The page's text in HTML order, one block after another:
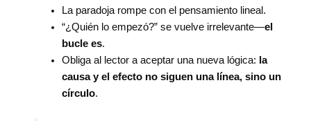
La paradoja rompe con el pensamiento lineal.
“¿Quién lo empezó?” se vuelve irrelevante—el
bucle es.
Obliga al lector a aceptar una nueva lógica: la
causa y el efecto no siguen una línea, sino un
círculo.